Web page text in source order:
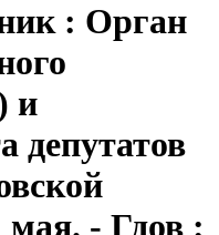
: Орган
и
депутатов
- Гдов :